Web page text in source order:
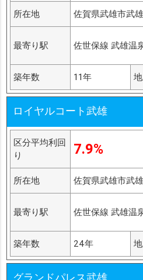
所在地 佐賀県武雄市武
最寄り駅 佐世保線 武雄温
築年数 11年
ロイヤルコート武雄
区分平均利回
り
7.9%
所在地 佐賀県武雄市武
最寄り駅 佐世保線 武雄温
築年数 24年